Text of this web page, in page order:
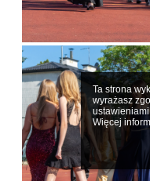
Ta strona
wyrażasz
Więcej